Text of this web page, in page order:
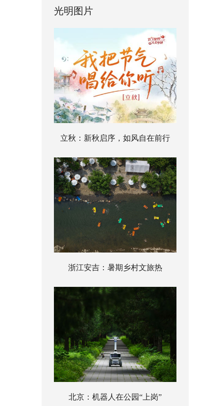
光明图片
立秋：新秋启序，如风自在前行
浙江安吉：暑期乡村文旅热
北京：机器人在公园“上岗”